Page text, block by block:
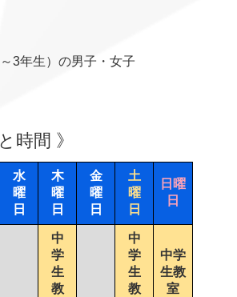
年生）の男子・女子
時間 》
水
曜
日
木
曜
日
金
曜
日
土
曜
日
日曜
日
中
学
生
教
中
学
生
教
中学
生教
室